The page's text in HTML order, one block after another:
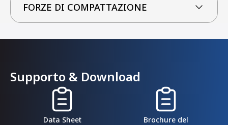
FORZE DI COMPATTAZIONE
Supporto & Download
Data Sheet
Brochure del